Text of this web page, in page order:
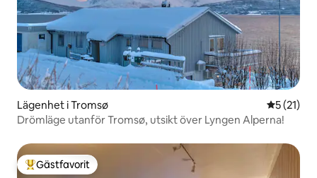
Lägenhet i Tromsø 5 av 5 i
5 (21)
Drömläge utanför Tromsø, utsikt över Lyngen Alperna!
Populär gästfavorit
Gästfavorit